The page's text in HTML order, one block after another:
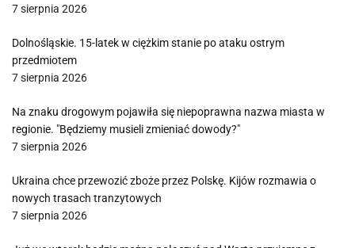
7 sierpnia 2026
Dolnośląskie. 15-latek w ciężkim stanie po ataku ostrym
przedmiotem
7 sierpnia 2026
Na znaku drogowym pojawiła się niepoprawna nazwa miasta w
regionie. "Będziemy musieli zmieniać dowody?"
7 sierpnia 2026
Ukraina chce przewozić zboże przez Polskę. Kijów rozmawia o
nowych trasach tranzytowych
7 sierpnia 2026